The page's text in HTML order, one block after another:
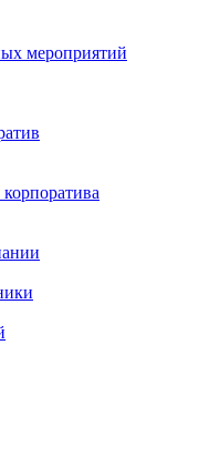
мероприятий